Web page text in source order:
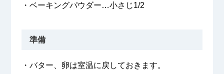
・ベーキングパウダー…小さじ1/2
準備
・バター、卵は室温に戻しておきます。